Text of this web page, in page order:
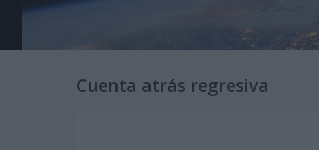
Cuenta atrás regresiva